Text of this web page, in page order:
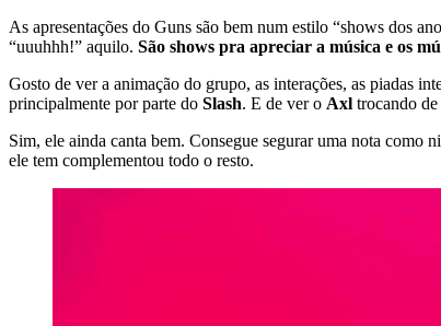
As apresentações do Guns são bem num estilo “shows dos
“uuuhhh!” aquilo. São shows pra apreciar a música e os
Gosto de ver a animação do grupo, as interações, as piadas
principalmente por parte do Slash. E de ver o Axl trocando
Sim, ele ainda canta bem. Consegue segurar uma nota
ele tem complementou todo o resto.